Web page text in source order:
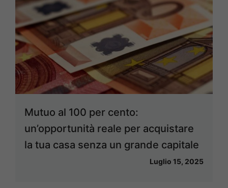
Mutuo al 100 per cento:
un’opportunità reale per acquistare
la tua casa senza un grande capitale
Luglio 15, 2025